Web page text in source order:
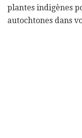
plantes indigènes
autochtones dans